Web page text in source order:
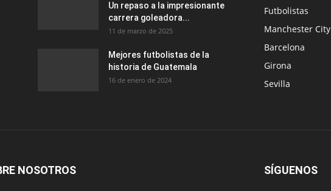
Un repaso a la impresionante
carrera goleadora...
11 de marzo de 2025
Mejores futbolistas de la
historia de Guatemala
16 de enero de 2024
Futbolistas
Manchester City
Barcelona
Girona
Sevilla
NOSOTROS SÍGUENOS